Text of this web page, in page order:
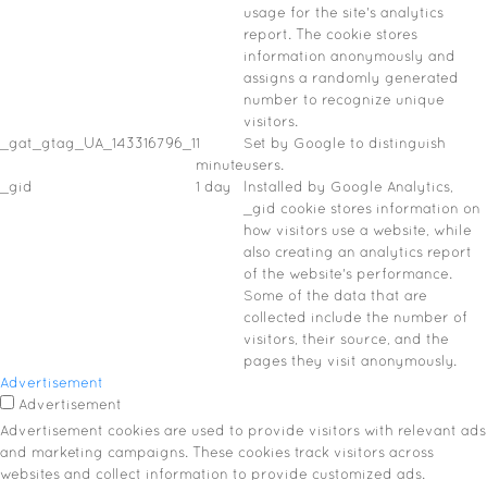
usage for the site's analytics
report. The cookie stores
information anonymously and
assigns a randomly generated
number to recognize unique
visitors.
_gat_gtag_UA_143316796_11
minute
Set by Google to distinguish
users.
_gid
1 day
Installed by Google Analytics,
_gid cookie stores information on
how visitors use a website, while
also creating an analytics report
of the website's performance.
Some of the data that are
collected include the number of
visitors, their source, and the
pages they visit anonymously.
Advertisement
Advertisement
Advertisement cookies are used to provide visitors with relevant ads
and marketing campaigns. These cookies track visitors across
websites and collect information to provide customized ads.